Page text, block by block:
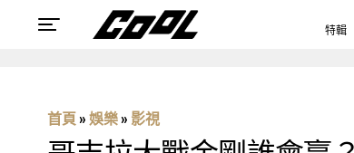
特輯
首頁 » 娛樂 » 影視